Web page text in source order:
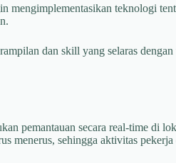
mengimplementasikan teknologi
dan skill yang selaras
pemantauan secara real-time di
menerus, sehingga aktivitas pekerja